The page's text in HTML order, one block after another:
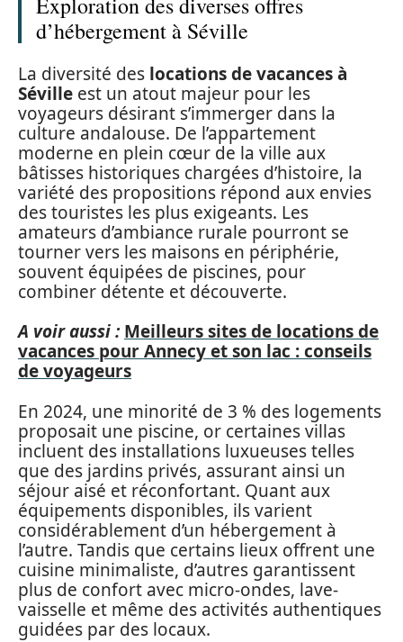
d’hébergement à Séville
La diversité des locations de vacances à
Séville est un atout majeur pour les
voyageurs désirant s’immerger dans la
culture andalouse. De l’appartement
moderne en plein cœur de la ville aux
bâtisses historiques chargées d’histoire, la
variété des propositions répond aux envies
des touristes les plus exigeants. Les
amateurs d’ambiance rurale pourront se
tourner vers les maisons en périphérie,
souvent équipées de piscines, pour
combiner détente et découverte.
A voir aussi : Meilleurs sites de locations de
vacances pour Annecy et son lac : conseils
de voyageurs
En 2024, une minorité de 3 % des logements
proposait une piscine, or certaines villas
incluent des installations luxueuses telles
que des jardins privés, assurant ainsi un
séjour aisé et réconfortant. Quant aux
équipements disponibles, ils varient
considérablement d’un hébergement à
l’autre. Tandis que certains lieux offrent une
cuisine minimaliste, d’autres garantissent
plus de confort avec micro-ondes, lave-
vaisselle et même des activités authentiques
guidées par des locaux.